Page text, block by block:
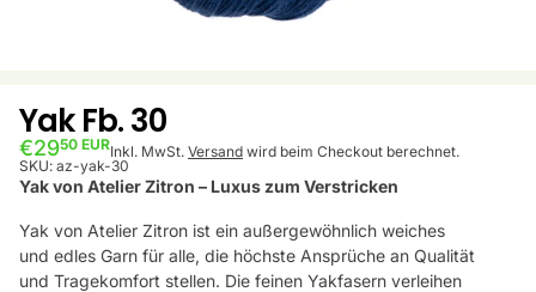
Yak Fb. 30
€2950 EURInkl. MwSt. Versand wird beim Checkout berechnet.
SKU: az-yak-30
Yak von Atelier Zitron – Luxus zum Verstricken
Yak von Atelier Zitron ist ein außergewöhnlich weiches
und edles Garn für alle, die höchste Ansprüche an Qualität
und Tragekomfort stellen. Die feinen Yakfasern verleihen